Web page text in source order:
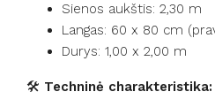
Sienos aukštis: 2,30 m
Langas: 60 x 80 cm
Durys: 1,00 x 2,00 m
🛠️ Techninė charakteristika: